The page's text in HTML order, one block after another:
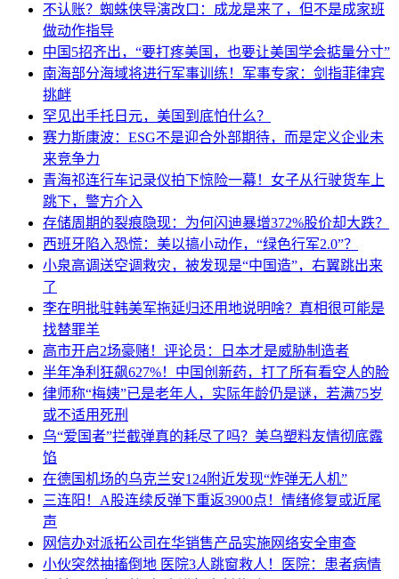
不认账？蜘蛛侠导演改口：成龙是来了，但不是成家班
做动作指导
中国5招齐出，“要打疼美国，也要让美国学会掂量分寸”
南海部分海域将进行军事训练！军事专家：剑指菲律宾
挑衅
罕见出手托日元，美国到底怕什么？
赛力斯康波：ESG不是迎合外部期待，而是定义企业未
来竞争力
青海祁连行车记录仪拍下惊险一幕！女子从行驶货车上
跳下，警方介入
存储周期的裂痕隐现：为何闪迪暴增372%股价却大跌？
西班牙陷入恐慌：美以搞小动作，“绿色行军2.0”？
小泉高调送空调救灾，被发现是“中国造”，右翼跳出来
了
李在明批驻韩美军拖延归还用地说明啥？真相很可能是
找替罪羊
高市开启2场豪赌！评论员：日本才是威胁制造者
半年净利狂飙627%！中国创新药，打了所有看空人的脸
律师称“梅姨”已是老年人，实际年龄仍是谜，若满75岁
或不适用死刑
乌“爱国者”拦截弹真的耗尽了吗？美乌塑料友情彻底露
馅
在德国机场的乌克兰安124附近发现“炸弹无人机”
三连阳！A股连续反弹下重返3900点！情绪修复或近尾
声
网信办对派拓公司在华销售产品实施网络安全审查
小伙突然抽搐倒地 医院3人跳窗救人！医院：患者病情